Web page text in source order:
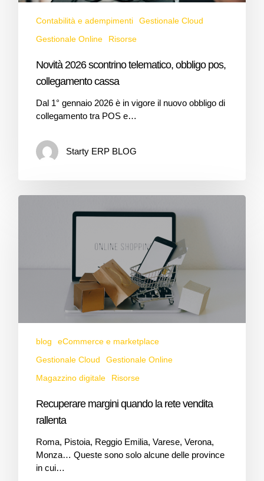
Contabilità e adempimenti
Gestionale Cloud
Gestionale Online
Risorse
Novità 2026 scontrino telematico, obbligo pos,
collegamento cassa
Dal 1° gennaio 2026 è in vigore il nuovo obbligo di
collegamento tra POS e…
Starty ERP BLOG
blog
eCommerce e marketplace
Gestionale Cloud
Gestionale Online
Magazzino digitale
Risorse
Recuperare margini quando la rete vendita
rallenta
Roma, Pistoia, Reggio Emilia, Varese, Verona,
Monza… Queste sono solo alcune delle province
in cui…